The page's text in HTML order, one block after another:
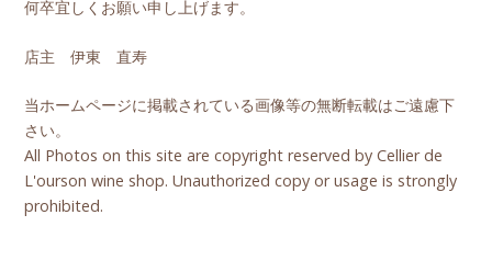
何卒宜しくお願い申し上げます。
店主 伊東 直寿
当ホームページに掲載されている画像等の無断転載はご遠慮下
さい。
All Photos on this site are copyright reserved by Cellier de
L'ourson wine shop. Unauthorized copy or usage is strongly
prohibited.